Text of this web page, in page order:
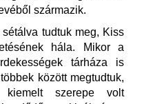
származik.
tudtuk meg, Kiss
hála. Mikor a
tárháza is
között megtudtuk,
szerepe volt